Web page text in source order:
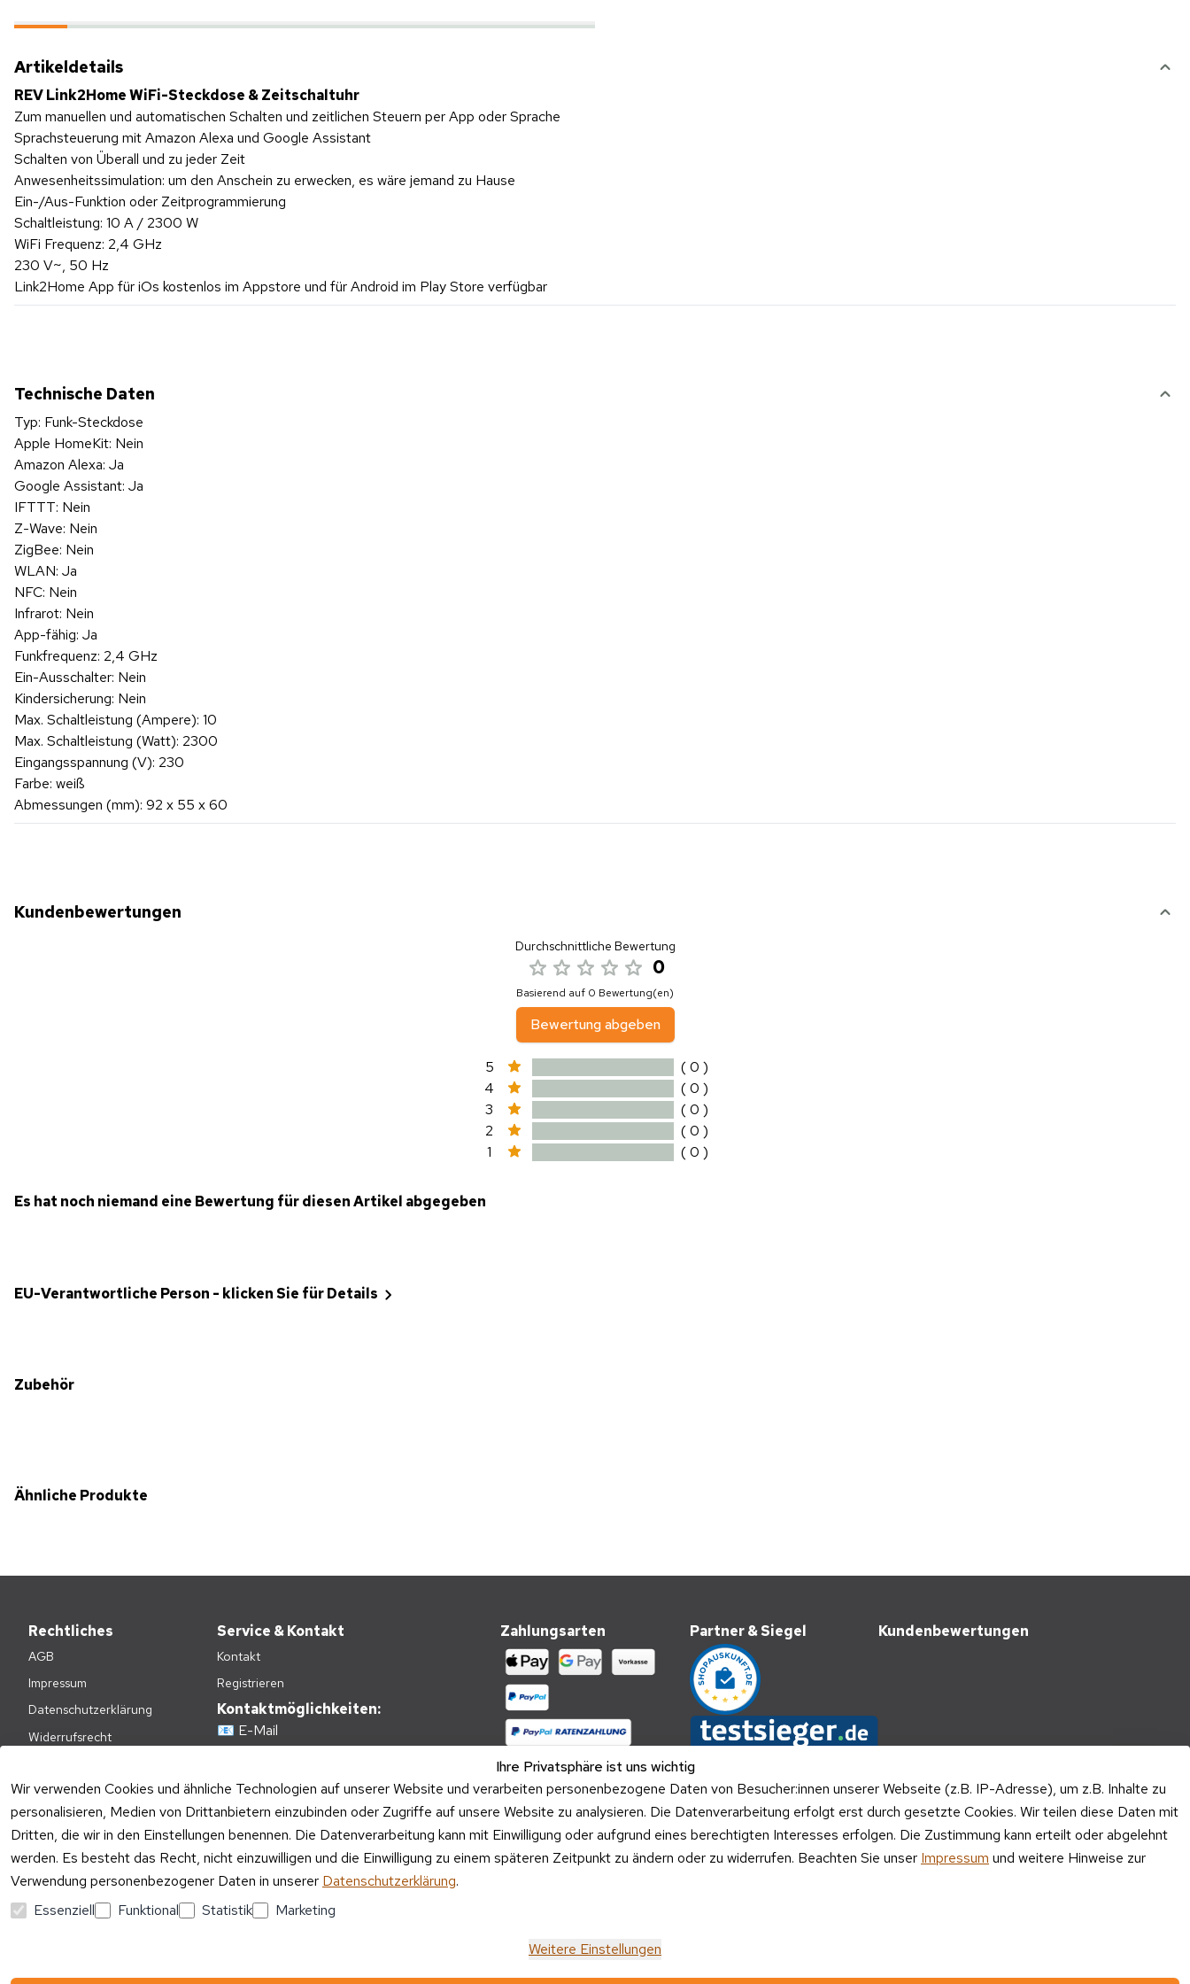
Artikeldetails
REV Link2Home WiFi-Steckdose & Zeitschaltuhr
Zum manuellen und automatischen Schalten und zeitlichen Steuern per App oder Sprache
Sprachsteuerung mit Amazon Alexa und Google Assistant
Schalten von Überall und zu jeder Zeit
Anwesenheitssimulation: um den Anschein zu erwecken, es wäre jemand zu Hause
Ein-/Aus-Funktion oder Zeitprogrammierung
Schaltleistung: 10 A / 2300 W
WiFi Frequenz: 2,4 GHz
230 V~, 50 Hz
Link2Home App für iOs kostenlos im Appstore und für Android im Play Store verfügbar
Technische Daten
Typ: Funk-Steckdose
Apple HomeKit: Nein
Amazon Alexa: Ja
Google Assistant: Ja
IFTTT: Nein
Z-Wave: Nein
ZigBee: Nein
WLAN: Ja
NFC: Nein
Infrarot: Nein
App-fähig: Ja
Funkfrequenz: 2,4 GHz
Ein-Ausschalter: Nein
Kindersicherung: Nein
Max. Schaltleistung (Ampere): 10
Max. Schaltleistung (Watt): 2300
Eingangsspannung (V): 230
Farbe: weiß
Abmessungen (mm): 92 x 55 x 60
Kundenbewertungen
Durchschnittliche Bewertung
0
Basierend auf 0 Bewertung(en)
Bewertung abgeben
5
( 0 )
4
( 0 )
3
( 0 )
2
( 0 )
1
( 0 )
Es hat noch niemand eine Bewertung für diesen Artikel abgegeben
EU-Verantwortliche Person - klicken Sie für Details
Zubehör
Ähnliche Produkte
Ihre Privatsphäre ist uns wichtig
Wir verwenden Cookies und ähnliche Technologien auf unserer Website und verarbeiten personenbezogene Daten von Besucher:innen unserer Webseite (z.B. IP-Adresse), um z.B. Inhalte zu
personalisieren, Medien von Drittanbietern einzubinden oder Zugriffe auf unsere Website zu analysieren. Die Datenverarbeitung erfolgt erst durch gesetzte Cookies. Wir teilen diese Daten mit
Dritten, die wir in den Einstellungen benennen. Die Datenverarbeitung kann mit Einwilligung oder aufgrund eines berechtigten Interesses erfolgen. Die Zustimmung kann erteilt oder abgelehnt
werden. Es besteht das Recht, nicht einzuwilligen und die Einwilligung zu einem späteren Zeitpunkt zu ändern oder zu widerrufen. Beachten Sie unser Impressum und weitere Hinweise zur
Verwendung personenbezogener Daten in unserer Datenschutzerklärung.
Essenziell
Funktional Statistik Marketing
Weitere Einstellungen
Rechtliches
AGB
Impressum
Datenschutzerklärung
Widerrufsrecht
Versandkosten
Batteriehinweis
Verpackungshinweise
Altgeräte-Entsorgung
Vertrag widerrufen
Service & Kontakt
Kontakt
Registrieren
Kontaktmöglichkeiten:
📧 E-Mail
E-Mail Kundenservice:
Mo – Fr 09:00 – 17:00 Uhr
Telefon Kundenservice:
Mo – Fr 11:00 – 15:00 Uhr
Zahlungsarten
Versandpartner
Partner & Siegel Kundenbewertungen